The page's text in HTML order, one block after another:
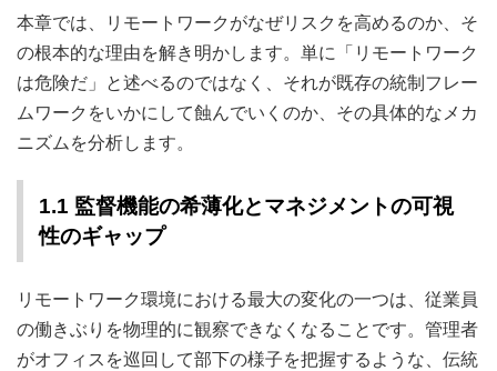
本章では、リモートワークがなぜリスクを高めるのか、そ
の根本的な理由を解き明かします。単に「リモートワーク
は危険だ」と述べるのではなく、それが既存の統制フレー
ムワークをいかにして蝕んでいくのか、その具体的なメカ
ニズムを分析します。
1.1 監督機能の希薄化とマネジメントの可視
性のギャップ
リモートワーク環境における最大の変化の一つは、従業員
の働きぶりを物理的に観察できなくなることです。管理者
がオフィスを巡回して部下の様子を把握するような、伝統